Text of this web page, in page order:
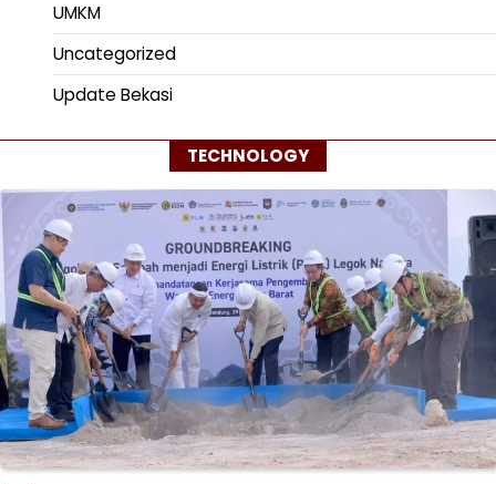
UMKM
Uncategorized
Update Bekasi
TECHNOLOGY